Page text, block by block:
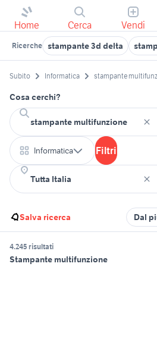
Home Cerca Vendi
Ricerche stampante 3d delta
Subito Informatica stampante
Cosa cerchi?
Informatica Filtri
Salva ricerca Dal
4.245 risultati
Stampante multifunzione